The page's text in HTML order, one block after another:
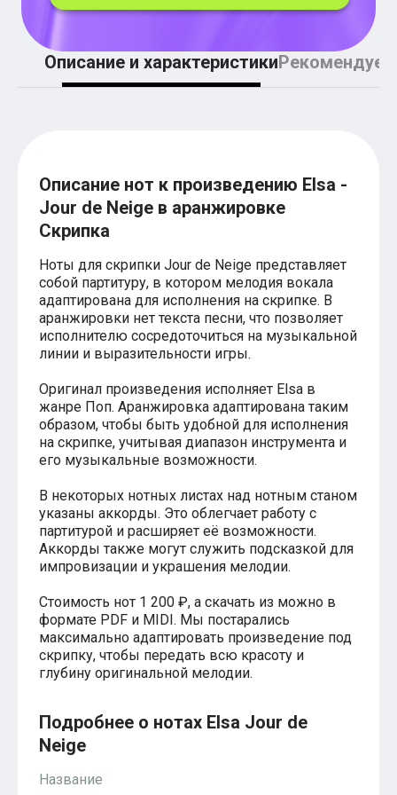
Легкие аккорды (простые песни)
Аккорды со словами (вокал)
BEARWOLF
Комната культуры
Клава Кока
Монеточка
Пицца
Анжелика Варум
Алексей Чумаков
Леонид Агутин
Саундтрек
Тематические
Из фильмов
Аватар: Путь воды
Титаник
Гарри Поттер
Хатико
Реквием по мечте
Пираты Карибского моря
Сумерки
Звездные войны
Ла ла Ленд
Ромео и Джульетта (1968)
Бумер
Аладдин (2019)
Брат-2
Властелин колец: Братство Кольца
Гордость и предубеждение
Классическая музыка
Времена года - Вивальди
Сонаты Бетховена
Ноты для вальса
Из мультфильмов
Холодное сердце
Описание и характеристикиРекомендуем
Описание нот к произведению Elsa -
Jour de Neige в аранжировке
Скрипка
Ноты для скрипки Jour de Neige представляет
собой партитуру, в котором мелодия вокала
адаптирована для исполнения на скрипке. В
аранжировки нет текста песни, что позволяет
исполнителю сосредоточиться на музыкальной
линии и выразительности игры.
Оригинал произведения исполняет Elsa в
жанре Поп. Аранжировка адаптирована таким
образом, чтобы быть удобной для исполнения
на скрипке, учитывая диапазон инструмента и
его музыкальные возможности.
В некоторых нотных листах над нотным станом
указаны аккорды. Это облегчает работу с
партитурой и расширяет её возможности.
Аккорды также могут служить подсказкой для
импровизации и украшения мелодии.
Стоимость нот 1 200 ₽, а скачать из можно в
формате PDF и MIDI. Мы постарались
максимально адаптировать произведение под
скрипку, чтобы передать всю красоту и
глубину оригинальной мелодии.
Подробнее о нотах Elsa Jour de
Neige
Название